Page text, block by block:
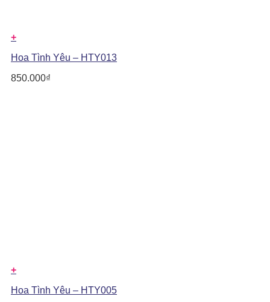
+
Hoa Tình Yêu – HTY013
850.000₫
+
Hoa Tình Yêu – HTY005